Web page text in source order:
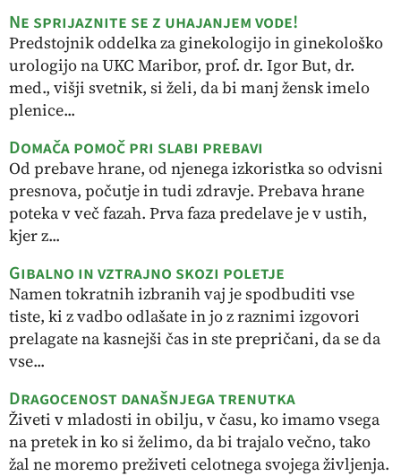
Ne sprijaznite se z uhajanjem vode!
Predstojnik oddelka za ginekologijo in ginekološko
urologijo na UKC Maribor, prof. dr. Igor But, dr.
med., višji svetnik, si želi, da bi manj žensk imelo
plenice...
Domača pomoč pri slabi prebavi
Od prebave hrane, od njenega izkoristka so odvisni
presnova, počutje in tudi zdravje. Prebava hrane
poteka v več fazah. Prva faza predelave je v ustih,
kjer z...
Gibalno in vztrajno skozi poletje
Namen tokratnih izbranih vaj je spodbuditi vse
tiste, ki z vadbo odlašate in jo z raznimi izgovori
prelagate na kasnejši čas in ste prepričani, da se da
vse...
Dragocenost današnjega trenutka
Živeti v mladosti in obilju, v času, ko imamo vsega
na pretek in ko si želimo, da bi trajalo večno, tako
žal ne moremo preživeti celotnega svojega življenja.